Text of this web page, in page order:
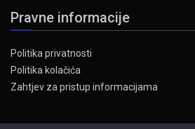
Pravne informacije
Politika privatnosti
Politika kolačića
Zahtjev za pristup informacijama